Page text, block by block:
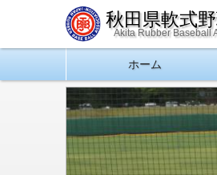
秋田県軟式
Akita Rubber Baseball
ホーム